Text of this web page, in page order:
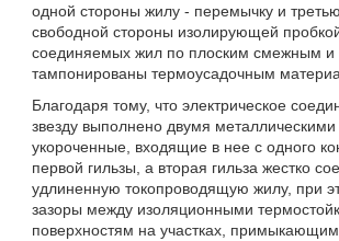
одной стороны жилу - перемычку и
свободной стороны изолирующей
соединяемых жил по плоским смежным и
тампонированы термоусадочным
Благодаря тому, что электрическое
звезду выполнено двумя
укороченные, входящие в нее с одного
первой гильзы, а вторая гильза жестко
удлиненную токопроводящую жилу, при
зазоры между изоляционными
поверхностям на участках,